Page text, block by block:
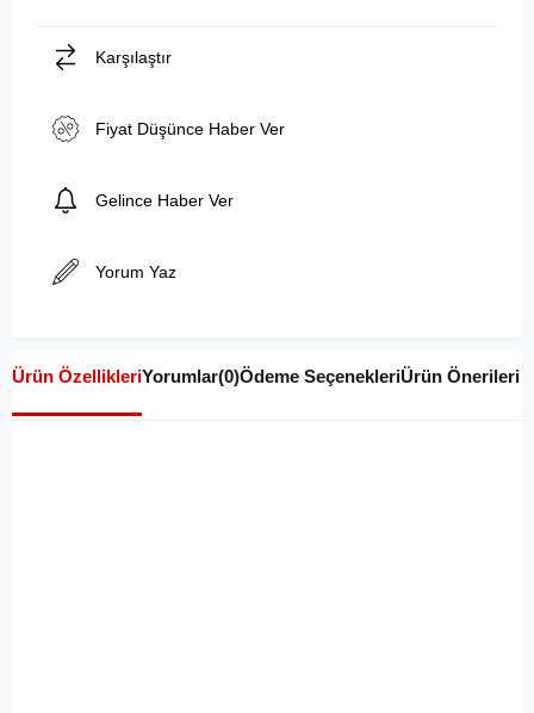
Karşılaştır
Fiyat Düşünce Haber Ver
Gelince Haber Ver
Yorum Yaz
Ürün ÖzellikleriYorumlar(0)Ödeme SeçenekleriÜrün Önerileri